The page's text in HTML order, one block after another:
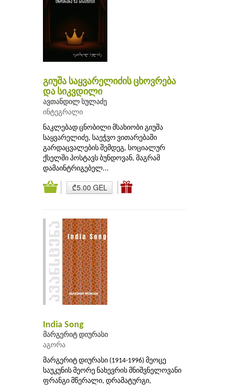
გიუშა საყვარელიძის ცხოვრება
და სიკვდილი
ავთანდილ სულაძე
ინტეგრალი
ნაკლებად ცნობილი მსახიობი გიუშა
საყვარელიძე, საეჭვო ვითარებაში
გარდაცვალების შემდეგ, სოციალურ
ქსელში პოსტავს ბუნდოვან, მაგრამ
დამაინტრიგებელ...
₾5.00 GEL
India Song
მარგერიტ დიურასი
აგორა
მარგერიტ დიურასი (1914-1996) მეოცე
საუკუნის მეორე ნახევრის მნიშვნელოვანი
ფრანგი მწერალი, დრამატურგი,